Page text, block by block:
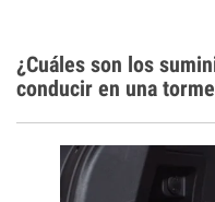
¿Cuáles son los
conducir en una